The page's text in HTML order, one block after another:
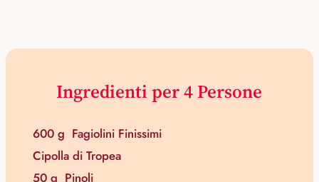
Ingredienti per 4 Persone
600 g Fagiolini Finissimi
Cipolla di Tropea
50 g Pinoli